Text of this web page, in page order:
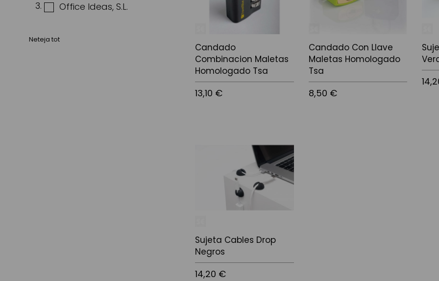
Candado
Combinacion Maletas
Homologado Tsa
13,10 €
Candado Con Llave
Maletas Homologado
Tsa
8,50 €
Sujeta Cables Drop
Negros
14,20 €
Office Ideas, S.L.
Neteja tot